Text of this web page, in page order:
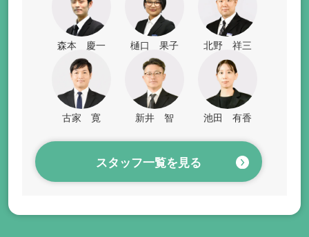
森本 慶一 樋口 果子 北野 祥三
古家 寛 新井 智 池田 有香
スタッフ一覧を見る